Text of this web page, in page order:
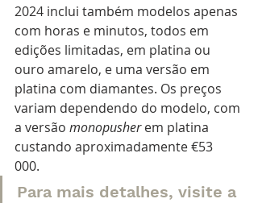
2024 inclui também modelos apenas
com horas e minutos, todos em
edições limitadas, em platina ou
ouro amarelo, e uma versão em
platina com diamantes. Os preços
variam dependendo do modelo, com
a versão monopusher em platina
custando aproximadamente €53
000.
Para mais detalhes, visite a